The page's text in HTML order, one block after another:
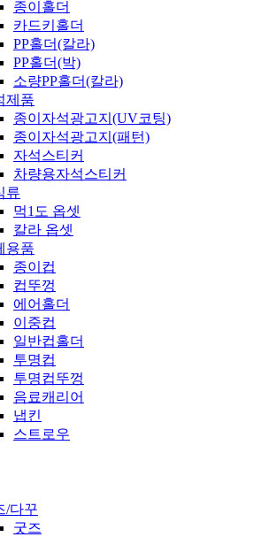
종이홀더
카드키홀더
PP홀더(칼라)
PP홀더(박)
소량PP홀더(칼라)
제품
종이자석광고지(UV코팅)
종이자석광고지(패턴)
자석스티커
차량용자석스티커
류
먹1도 옵셋
칼라 옵셋
용품
종이컵
컵뚜껑
에어홀더
이중컵
일반컵홀더
투명컵
투명컵뚜껑
음료캐리어
냅킨
스트로우
/다꾸
굿즈